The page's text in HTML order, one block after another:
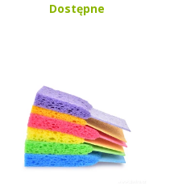
Dostępne